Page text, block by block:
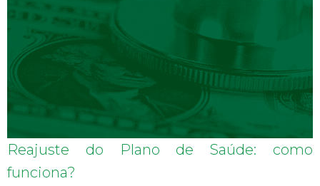
Reajuste do Plano de Saúde: como
funciona?